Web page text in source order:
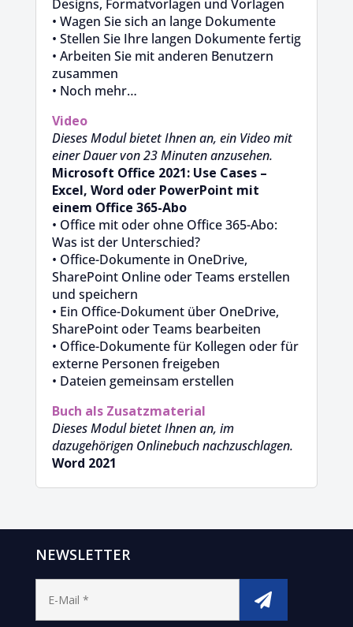
Designs, Formatvorlagen und Vorlagen
• Wagen Sie sich an lange Dokumente
• Stellen Sie Ihre langen Dokumente fertig
• Arbeiten Sie mit anderen Benutzern
zusammen
• Noch mehr…
Video
Dieses Modul bietet Ihnen an, ein Video mit
einer Dauer von 23 Minuten anzusehen.
Microsoft Office 2021: Use Cases –
Excel, Word oder PowerPoint mit
einem Office 365-Abo
• Office mit oder ohne Office 365-Abo:
Was ist der Unterschied?
• Office-Dokumente in OneDrive,
SharePoint Online oder Teams erstellen
und speichern
• Ein Office-Dokument über OneDrive,
SharePoint oder Teams bearbeiten
• Office-Dokumente für Kollegen oder für
externe Personen freigeben
• Dateien gemeinsam erstellen
Buch als Zusatzmaterial
Dieses Modul bietet Ihnen an, im
dazugehörigen Onlinebuch nachzuschlagen.
Word 2021
NEWSLETTER